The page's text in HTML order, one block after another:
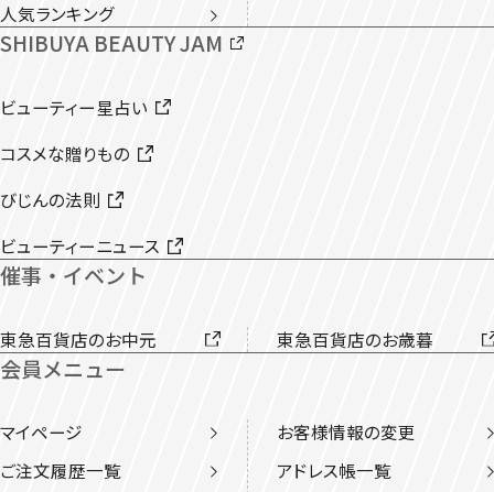
人気ランキング
SHIBUYA BEAUTY JAM
ビューティー星占い
コスメな贈りもの
びじんの法則
ビューティーニュース
催事・イベント
東急百貨店のお中元 東急百貨店のお歳暮
会員メニュー
マイページ
お客様情報の変更
ご注文履歴一覧
アドレス帳一覧